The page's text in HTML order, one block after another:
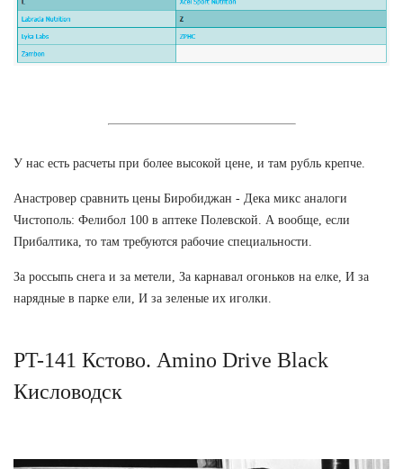
У нас есть расчеты при более высокой цене, и там рубль крепче.
Анастровер сравнить цены Биробиджан - Дека микс аналоги
Чистополь: Фелибол 100 в аптеке Полевской. А вообще, если
Прибалтика, то там требуются рабочие специальности.
За россыпь снега и за метели, За карнавал огоньков на елке, И за
нарядные в парке ели, И за зеленые их иголки.
PT-141 Кстово. Amino Drive Black
Кисловодск